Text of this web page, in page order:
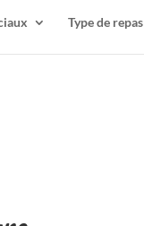
Type de repas